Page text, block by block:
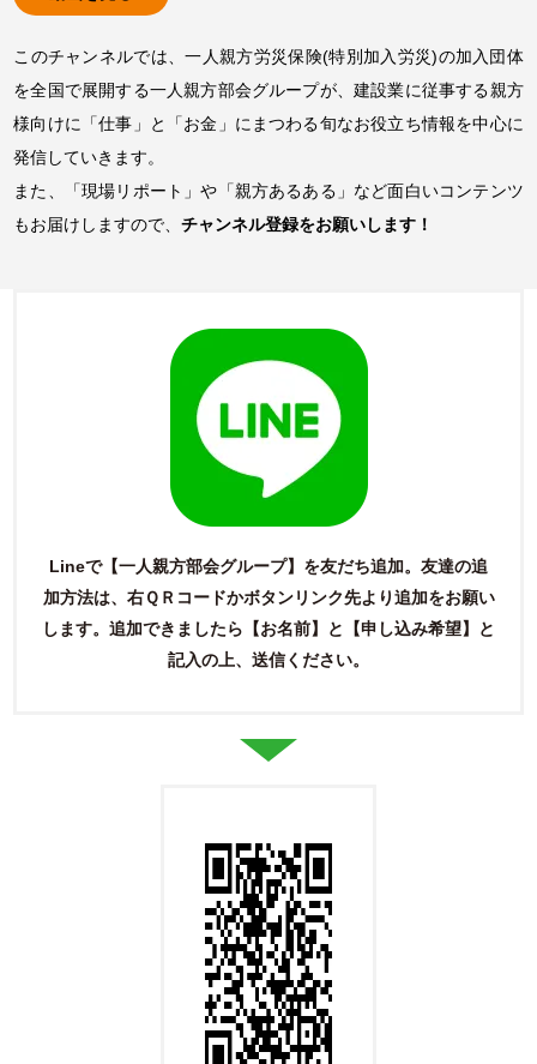
このチャンネルでは、一人親方労災保険(特別加入労災)の加入団体
を全国で展開する一人親方部会グループが、建設業に従事する親方
様向けに「仕事」と「お金」にまつわる旬なお役立ち情報を中心に
発信していきます。
また、「現場リポート」や「親方あるある」など面白いコンテンツ
もお届けしますので、チャンネル登録をお願いします！
Lineで【一人親方部会グループ】を友だち追加。友達の追
加方法は、右ＱＲコードかボタンリンク先より追加をお願い
します。 追加できましたら【お名前】と【申し込み希望】と
記入の上、送信ください。